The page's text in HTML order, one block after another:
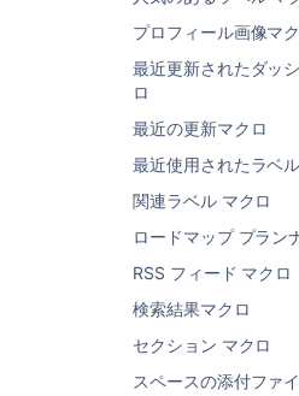
プロフィール画像マ
最近更新されたダッ
ロ
最近の更新マクロ
最近使用されたラベ
関連ラベル マクロ
ロードマップ プラン
RSS フィード マクロ
検索結果マクロ
セクション マクロ
スペースの添付ファ
」を参照してください。
最終更新日: 2021 年 2 月 2
関連コンテンツ
Allow customers to
attachments from the
Update Cloud Office